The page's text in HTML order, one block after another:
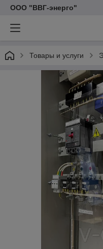
ООО "ВВГ-энерго"
Товары и услуги